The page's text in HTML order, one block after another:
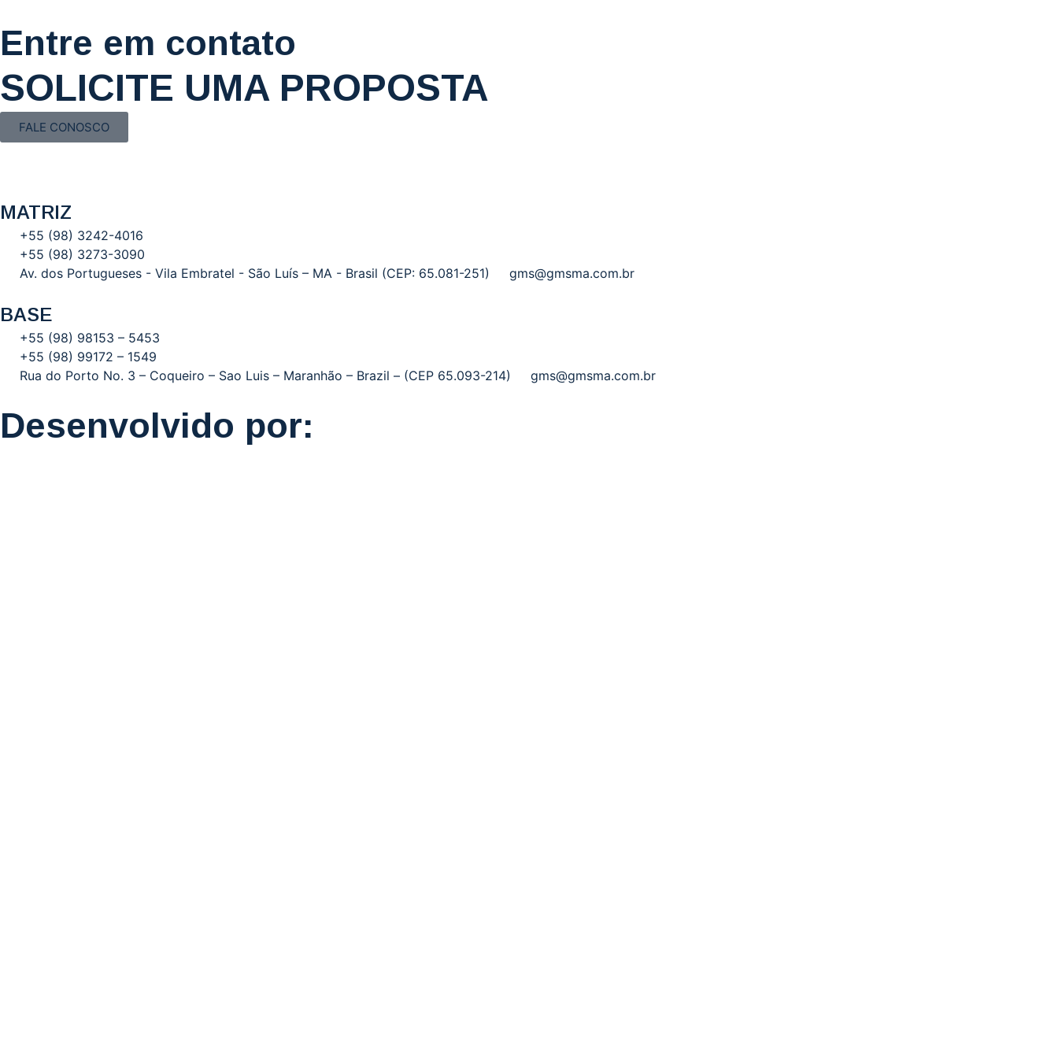
Entre em contato
SOLICITE UMA PROPOSTA
FALE CONOSCO
MATRIZ
+55 (98) 3242-4016
+55 (98) 3273-3090
Av. dos Portugueses - Vila Embratel - São Luís – MA - Brasil (CEP: 65.081-251)
gms@gmsma.com.br
BASE
+55 (98) 98153 – 5453
+55 (98) 99172 – 1549
Rua do Porto No. 3 – Coqueiro – Sao Luis – Maranhão – Brazil – (CEP 65.093-214)
gms@gmsma.com.br
Desenvolvido por: